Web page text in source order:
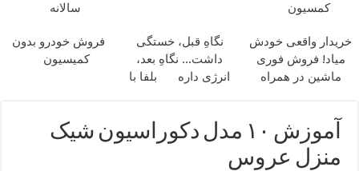
کمسیون
سالانه
خریدار واقعی خودش
میاد! فروش فوری
ماشین در همراه
نگاهِ قبل، خستگی
داشت... نگاهِ بعد،
انرژی داره
بلفا با
فروش خودرو بدون
کمیسیون
آموزش ۱۰ مدل دکوراسیون شیک
منزل عروس